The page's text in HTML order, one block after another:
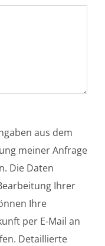
aus dem
meiner Anfrage
Die Daten
Ihrer
Ihre
per E-Mail an
Detaillierte